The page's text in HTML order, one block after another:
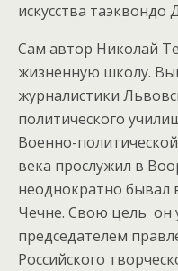
искусства таэквондо
Сам автор Николай
жизненную школу.
журналистики
политического
Военно-
века прослужил в
неоднократно бывал
Чечне. Свою цель он
председателем
Российского